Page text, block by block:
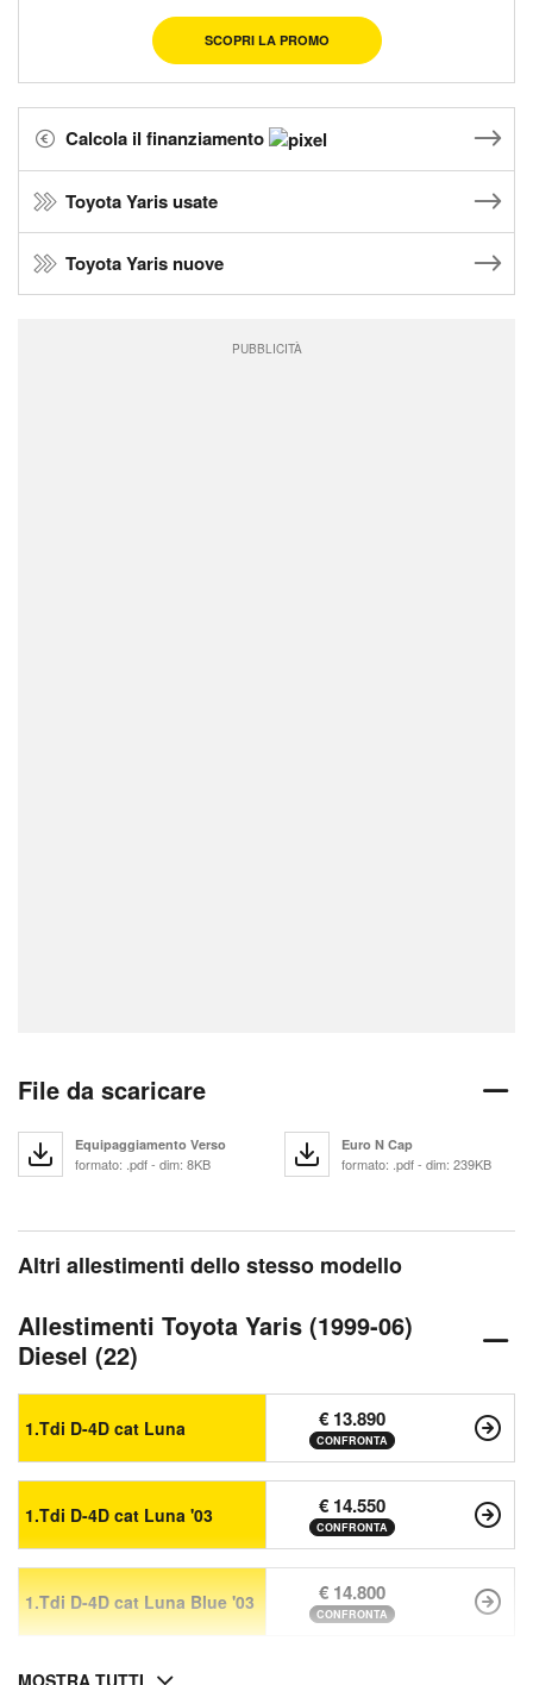
SCOPRI LA PROMO
Calcola il finanziamento
Toyota Yaris usate
Toyota Yaris nuove
PUBBLICITÀ
File da scaricare
Equipaggiamento Verso
formato: .pdf - dim: 8KB
Euro N Cap
formato: .pdf - dim: 239KB
Altri allestimenti dello stesso modello
Allestimenti Toyota Yaris (1999-06)
Diesel (22)
1.Tdi D-4D cat Luna € 13.890
CONFRONTA
1.Tdi D-4D cat Luna '03 € 14.550
CONFRONTA
1.Tdi D-4D cat Luna Blue '03 € 14.800
CONFRONTA